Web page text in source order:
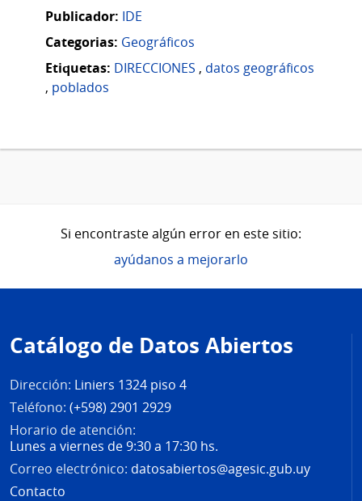
Publicador: IDE
Categorias: Geográficos
Etiquetas: DIRECCIONES , datos geográficos
, poblados
Si encontraste algún error en este sitio:
ayúdanos a mejorarlo
de
página
Catálogo de Datos Abiertos
Dirección: Liniers 1324 piso 4
Teléfono: (+598) 2901 2929
Horario de atención:
Lunes a viernes de 9:30 a 17:30 hs.
Correo electrónico: datosabiertos@agesic.gub.uy
Contacto